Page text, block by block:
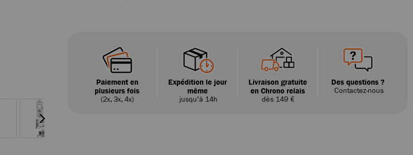
Paiement en
plusieurs fois
(2x, 3x, 4x)
Expédition le jour
même
jusqu'à 14h
Livraison gratuite
en Chrono relais
dès 149 €
Des questions ?
Contactez-nous